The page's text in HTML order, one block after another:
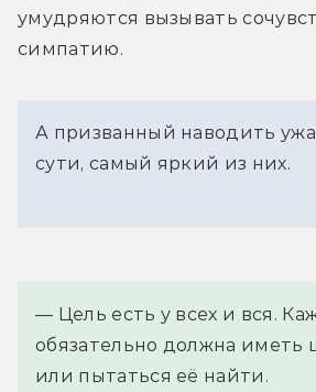
умудряются вызывать
симпатию.
А призванный наводить
сути, самый яркий из них.
— Цель есть у всех и вся.
обязательно должна иметь
или пытаться её найти.